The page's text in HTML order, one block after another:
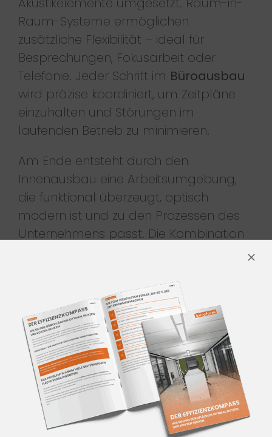
Raum-Systeme ermöglichen
zusätzliche Flexibilität – ideal für
Besprechungen, Fokusarbeit oder
Telefonie. Jeder Schritt im Büroausbau
wird präzise koordiniert, um Zeitpläne
einzuhalten und Störungen im
laufenden Betrieb zu minimieren.
Am Ende entsteht durch den
Innenausbau eine Arbeitsumgebung,
die funktional überzeugt, optisch
modern ist und zu den Prozessen des
Unternehmens passt. Die Kombination
INNENAUSBAU BÜRO
TÜBINGEN – WER DENN?
büroform ist Ihr Partner für
professionellen Innenausbau Büro
Tübingen.